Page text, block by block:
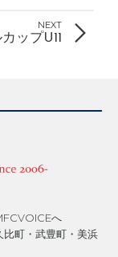
NEXT
ップU11
へ
町・武豊町・美浜